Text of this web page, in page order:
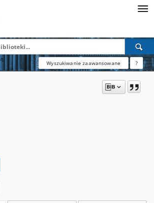
Wyszukiwanie zaawansowane ?